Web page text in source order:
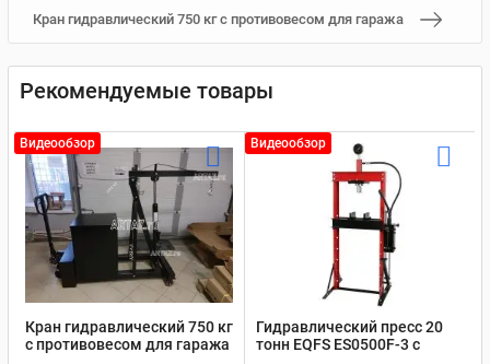
Кран гидравлический 750 кг с противовесом для гаража
Рекомендуемые товары
Видеообзор
Кран гидравлический 750 кг
с противовесом для гаража
Видеообзор
Гидравлический пресс 20
тонн EQFS ES0500F-3 с